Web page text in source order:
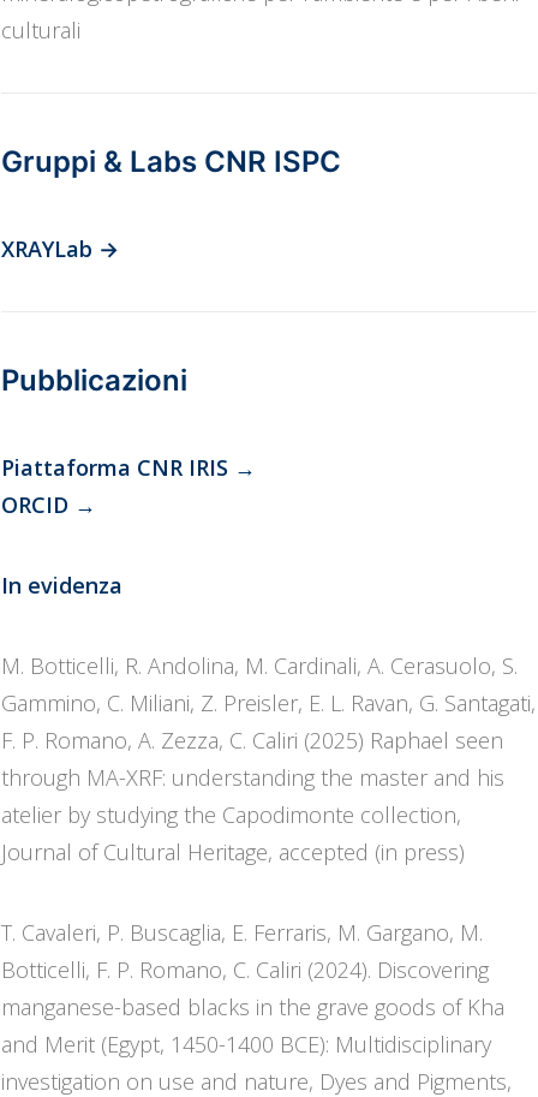
culturali
Gruppi & Labs CNR ISPC
XRAYLab →
Pubblicazioni
Piattaforma CNR IRIS →
ORCID →
In evidenza
M. Botticelli, R. Andolina, M. Cardinali, A. Cerasuolo, S.
Gammino, C. Miliani, Z. Preisler, E. L. Ravan, G. Santagati,
F. P. Romano, A. Zezza, C. Caliri (2025) Raphael seen
through MA-XRF: understanding the master and his
atelier by studying the Capodimonte collection,
Journal of Cultural Heritage, accepted (in press)
T. Cavaleri, P. Buscaglia, E. Ferraris, M. Gargano, M.
Botticelli, F. P. Romano, C. Caliri (2024). Discovering
manganese-based blacks in the grave goods of Kha
and Merit (Egypt, 1450-1400 BCE): Multidisciplinary
investigation on use and nature, Dyes and Pigments,